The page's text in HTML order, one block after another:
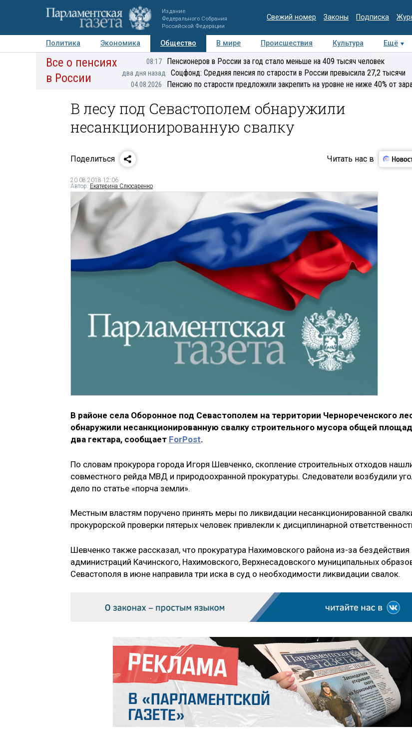
Издание
Федерального Собрания
Российской Федерации
Свежий номер Законы Подписка
Политика Экономика Общество В мире Происшествия Культура Ещё
Авторы Персоны Мнения Регионы Медиацентр Интервью Колумнисты
Все о пенсиях
в России
08:17 Пенсионеров в России за год стало меньше на 409 тысяч человек
два дня назад Соцфонд: Средняя пенсия по старости в России превысила 27,2 тысячи
04.08.2026 Пенсию по старости предложили закрепить на уровне не ниже 40% от
В лесу под Севастополем обнаружили
несанкционированную свалку
Поделиться Читать нас в
20.08.2018 12:06
Автор: Екатерина Слюсаренко
В районе села Оборонное под Севастополем на территории Чернореченского
обнаружили несанкционированную свалку строительного мусора общей
два гектара, сообщает ForPost.
По словам прокурора города Игоря Шевченко, скопление строительных отходов
совместного рейда МВД и природоохранной прокуратуры. Следователи возбудили
дело по статье «порча земли».
Местным властям поручено принять меры по ликвидации несанкционированной
прокурорской проверки пятерых человек привлекли к дисциплинарной
Шевченко также рассказал, что прокуратура Нахимовского района из-за бездействия
администраций Качинского, Нахимовского, Верхнесадовского муниципальных
Севастополя в июне направила три иска в суд о необходимости ликвидации свалок.